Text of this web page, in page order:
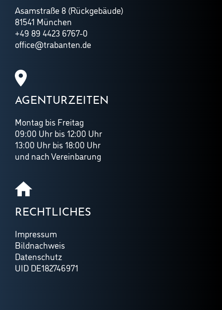
Asamstraße 8 (Rückgebäude)
81541 München
+49 89 4423 6767-0
office@trabanten.de
AGENTURZEITEN
Montag bis Freitag
09:00 Uhr bis 12:00 Uhr
13:00 Uhr bis 18:00 Uhr
und nach Vereinbarung
RECHTLICHES
Impressum
Bildnachweis
Datenschutz
UID DE182746971